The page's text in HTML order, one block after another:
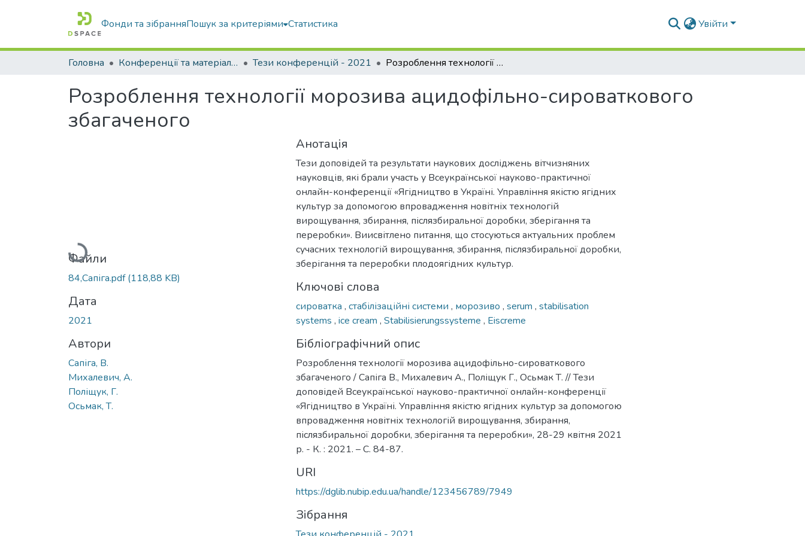
Фонди та зібранняПошук за критеріями Статистика Увійти
Головна Конференції та матеріали конференцій Тези конференцій - 2021 Розроблення технології морозива ацидофільно-сироваткового збагаченого
Розроблення технології морозива ацидофільно-сироваткового
збагаченого
Вантажиться...
Файли
84,Сапіга.pdf(118,88 KB)
Дата
2021
Автори
Сапіга, В.
Михалевич, А.
Поліщук, Г.
Осьмак, Т.
Анотація
Тези доповідей та результати наукових досліджень вітчизняних
науковців, які брали участь у Всеукраїнської науково-практичної
онлайн-конференції «Ягідництво в Україні. Управління якістю ягідних
культур за допомогою впровадження новітніх технологій
вирощування, збирання, післязбиральної доробки, зберігання та
переробки». Виисвітлено питання, що стосуються актуальних проблем
сучасних технологій вирощування, збирання, післязбиральної доробки,
зберігання та переробки плодоягідних культур.
Ключові слова
сироватка , стабілізаційні системи , морозиво , serum , stabilisation
systems , ice cream , Stabilisierungssysteme , Eiscreme
Бібліографічний опис
Розроблення технології морозива ацидофільно-сироваткового
збагаченого / Сапіга В., Михалевич А., Поліщук Г., Осьмак Т. // Тези
доповідей Всеукраїнської науково-практичної онлайн-конференції
«Ягідництво в Україні. Управління якістю ягідних культур за допомогою
впровадження новітніх технологій вирощування, збирання,
післязбиральної доробки, зберігання та переробки», 28-29 квітня 2021
р. - К. : 2021. – С. 84-87.
URI
https://dglib.nubip.edu.ua/handle/123456789/7949
Зібрання